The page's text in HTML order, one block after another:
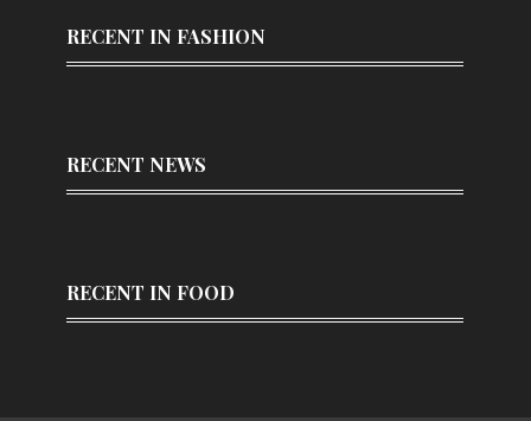
RECENT IN FASHION
RECENT NEWS
RECENT IN FOOD